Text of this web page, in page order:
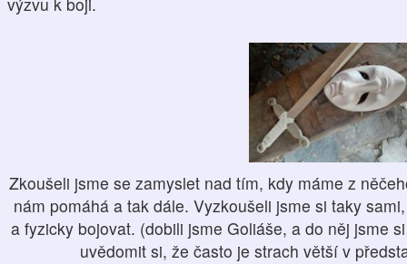
Zkoušeli jsme se zamyslet nad tím, kdy máme z
nám pomáhá a tak dále. Vyzkoušeli jsme si taky
a fyzicky bojovat. (dobili jsme Goliáše, a do něj jsme
uvědomit si, že často je strach větší v